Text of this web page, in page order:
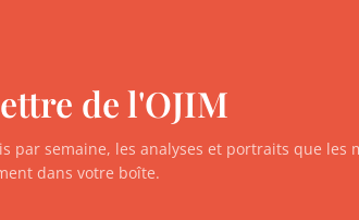
de l'OJIM
par semaine, les analyses et portraits que
dans votre boîte.